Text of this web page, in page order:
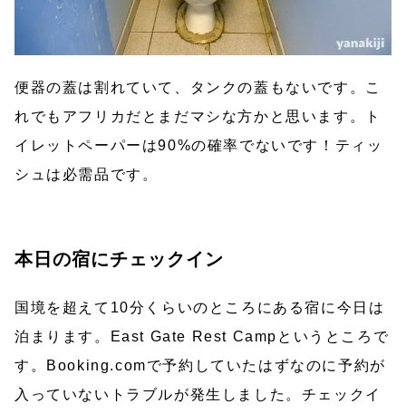
便器の蓋は割れていて、タンクの蓋もないです。こ
れでもアフリカだとまだマシな方かと思います。ト
イレットペーパーは90%の確率でないです！ティッ
シュは必需品です。
本日の宿にチェックイン
国境を超えて10分くらいのところにある宿に今日は
泊まります。East Gate Rest Campというところで
す。Booking.comで予約していたはずなのに予約が
入っていないトラブルが発生しました。チェックイ